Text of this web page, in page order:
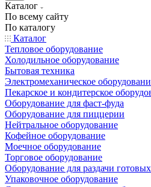
Каталог
По всему сайту
По каталогу
Каталог
Тепловое оборудование
Холодильное оборудование
Бытовая техника
Электромеханическое
Пекарское и кондитерское
Оборудование для фаст-фуда
Оборудование для пиццерии
Нейтральное оборудование
Кофейное оборудование
Моечное оборудование
Торговое оборудование
Оборудование для раздачи
Упаковочное оборудование